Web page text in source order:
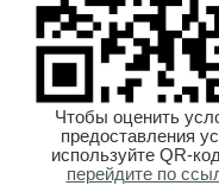
Чтобы оценить
предоставления
используйте QR-
перейдите по